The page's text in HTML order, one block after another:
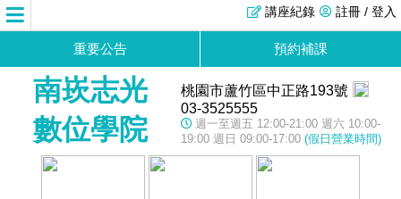
註冊 / 登入
講座紀錄
重要公告 預約補課
南崁志光
數位學院
桃園市蘆竹區中正路193號
03-3525555
週一至週五 12:00-21:00 週六 10:00-
19:00 週日 09:00-17:00 (假日營業時間)